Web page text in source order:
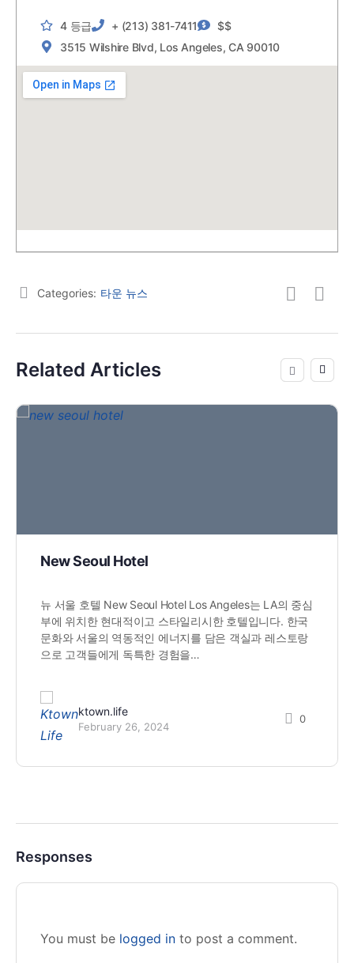
4 등급 + (213) 381-7411
$$
3515 Wilshire Blvd, Los Angeles, CA 90010
Categories: 타운 뉴스
Related Articles
New Seoul Hotel
뉴 서울 호텔 New Seoul Hotel Los Angeles는 LA의 중심
부에 위치한 현대적이고 스타일리시한 호텔입니다. 한국
문화와 서울의 역동적인 에너지를 담은 객실과 레스토랑
으로 고객들에게 독특한 경험을…
ktown.life
February 26, 2024
0
Responses
You must be logged in to post a comment.